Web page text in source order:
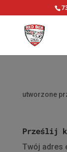
utworzone
Prześlij
Twój adres